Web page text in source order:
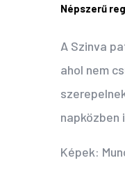
Népszerű
A Szinva
ahol nem
napközben
Képek: